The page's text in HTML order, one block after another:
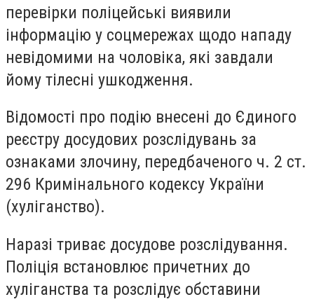
перевірки поліцейські виявили
інформацію у соцмережах щодо нападу
невідомими на чоловіка, які завдали
йому тілесні ушкодження.
Відомості про подію внесені до Єдиного
реєстру досудових розслідувань за
ознаками злочину, передбаченого ч. 2 ст.
296 Кримінального кодексу України
(хуліганство).
Наразі триває досудове розслідування.
Поліція встановлює причетних до
хуліганства та розслідує обставини